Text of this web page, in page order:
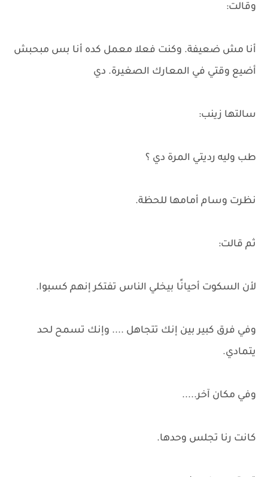
وقالت:
أنا مش ضعيفة. وكنت فعلا معمل كده أنا بس مبحبش
أضيع وقتي في المعارك الصغيرة. دي
سالتها زينب:
طب وليه رديتي المرة دي ؟
نظرت وسام أمامها للحظة.
ثم قالت:
لأن السكوت أحيانًا بيخلي الناس تفتكر إنهم كسبوا.
وفي فرق كبير بين إنك تتجاهل .... وإنك تسمح لحد
يتمادي.
وفي مكان آخر.....
كانت رنا تجلس وحدها.